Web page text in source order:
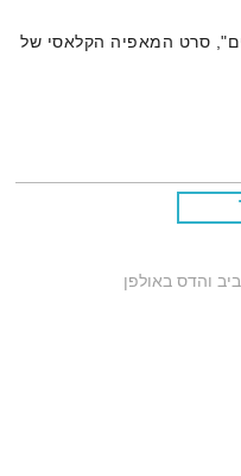
סרט המאפיה הקלאסי של
והדס באולפן